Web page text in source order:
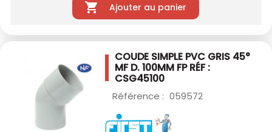
Ajouter au panier
COUDE SIMPLE PVC GRIS 45°
MF D. 100MM FP RÉF :
CSG45100
Référence : 059572